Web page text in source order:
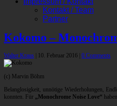
Kontakt / Team
Partner
Kokomo –
Walter Kraus 10. Februar 2016 0 Comments
(c) Marvin Böhm
Belanglosigkeit, unnötige Wiederholungen,
konnten. Für „Monochrome Noise Love“